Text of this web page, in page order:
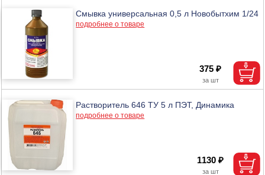
Смывка универсальная 0,5 л Новобытхим 1/24
подробнее о товаре
375 ₽
Растворитель 646 ТУ 5 л ПЭТ, Динамика
подробнее о товаре
1130 ₽